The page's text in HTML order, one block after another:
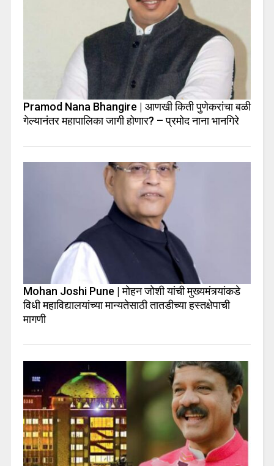
Pramod Nana Bhangire | आणखी किती पुणेकरांचा बळी
गेल्यानंतर महापालिका जागी होणार? – प्रमोद नाना भानगिरे
Mohan Joshi Pune | मोहन जोशी यांची मुख्यमंत्र्यांकडे
विधी महाविद्यालयांच्या मान्यतेसाठी तातडीच्या हस्तक्षेपाची
मागणी